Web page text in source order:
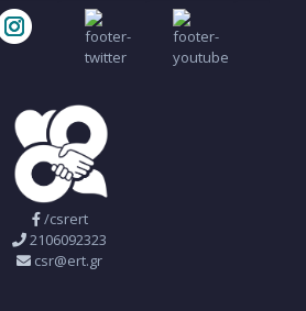
/csrert
2106092323
csr@ert.gr